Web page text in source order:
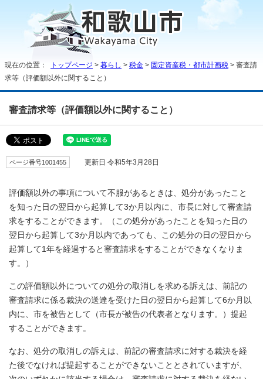
現在の位置： トップページ > 暮らし > 税金 > 固定資産税・都市計画税 > 審査請
求等（評価額以外に関すること）
審査請求等（評価額以外に関すること）
ページ番号1001455 更新日 令和5年3月28日
評価額以外の事項について不服があるときは、処分があったこと
を知った日の翌日から起算して3か月以内に、市長に対して審査請
求をすることができます。（この処分があったことを知った日の
翌日から起算して3か月以内であっても、この処分の日の翌日から
起算して1年を経過すると審査請求をすることができなくなりま
す。）
この評価額以外についての処分の取消しを求める訴えは、前記の
審査請求に係る裁決の送達を受けた日の翌日から起算して6か月以
内に、市を被告として（市長が被告の代表者となります。）提起
することができます。
なお、処分の取消しの訴えは、前記の審査請求に対する裁決を経
た後でなければ提起することができないこととされていますが、